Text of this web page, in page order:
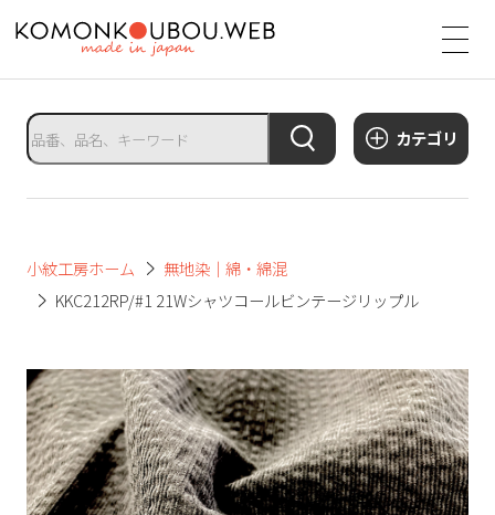
カテゴリ
小紋工房ホーム
無地染｜綿・綿混
KKC212RP/#1 21Wシャツコールビンテージリップル
サ
イ
ト
タ
イ
ト
ニ
ュ
ー
を
開